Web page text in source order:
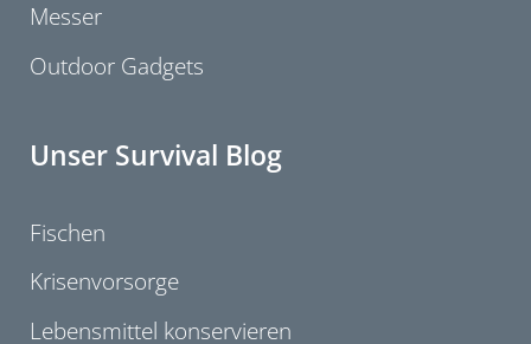
Messer
Outdoor Gadgets
Unser Survival Blog
Fischen
Krisenvorsorge
Lebensmittel konservieren